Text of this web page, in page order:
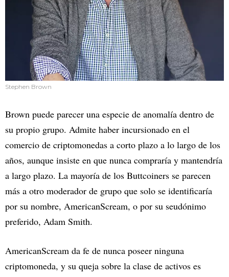
Stephen Brown
Brown puede parecer una especie de anomalía dentro de
su propio grupo. Admite haber incursionado en el
comercio de criptomonedas a corto plazo a lo largo de los
años, aunque insiste en que nunca compraría y mantendría
a largo plazo. La mayoría de los Buttcoiners se parecen
más a otro moderador de grupo que solo se identificaría
por su nombre, AmericanScream, o por su seudónimo
preferido, Adam Smith.
AmericanScream da fe de nunca poseer ninguna
criptomoneda, y su queja sobre la clase de activos es